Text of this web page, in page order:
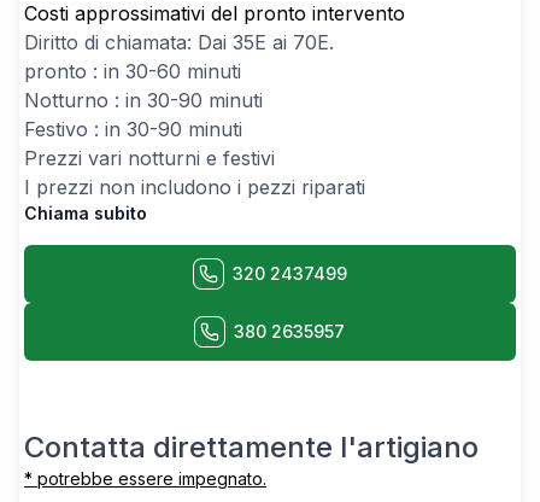
Costi approssimativi del pronto intervento
Diritto di chiamata: Dai 35E ai 70E.
pronto : in 30-60 minuti
Notturno : in 30-90 minuti
Festivo : in 30-90 minuti
Prezzi vari notturni e festivi
I prezzi non includono i pezzi riparati
Chiama subito
320 2437499
380 2635957
Contatta direttamente l'artigiano
* potrebbe essere impegnato.